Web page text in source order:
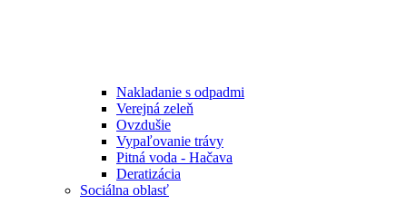
Nakladanie s odpadmi
Verejná zeleň
Ovzdušie
Vypaľovanie trávy
Pitná voda - Hačava
Deratizácia
Sociálna oblasť